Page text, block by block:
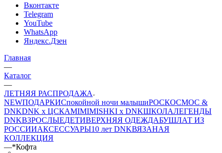
Вконтакте
Telegram
YouTube
WhatsApp
Яндекс.Дзен
Главная
—
Каталог
—
ЛЕТНЯЯ РАСПРОДАЖА
NEWПОДАРКИСпокойной ночи малышиРОСКОСМОС &
DNKDNK x ЦСКАMIMIMISHKI x DNKШКОЛАЛЕГЕНДЫ
DNKВЗРОСЛЫЕДЕТИВЕРХНЯЯ ОДЕЖДАБУШЛАТ ИЗ
РОССИИАКСЕССУАРЫ10 лет DNKВЯЗАНАЯ
КОЛЛЕКЦИЯ
—*Кофта